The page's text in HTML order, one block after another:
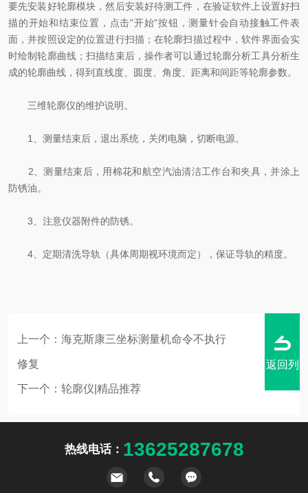
要先安装好轮廓模块，然后安装好待测工件，在验证软件上设置好扫
描的开始和结束位置，点击"开始"按钮，测量针会自动接触工件表
面，并按照设定的位置进行扫描；在轮廓扫描过程中，软件界面会实
时绘制轮廓曲线；扫描结束后，操作者可以通过轮廓分析工具分析生
成的轮廓曲线，得到直线度、圆度、角度、距离和间距等轮廓参数。
三维轮廓仪的维护说明。
1、测量结束后，退出系统，关闭电脑，切断电源。
2、测量结束后，用棉花和航空汽油清洁工作台和夹具，并涂上
防锈油。
3、注意仪器附件的防锈。
4、定期清洗导轨（具体周期视环境而定），保证导轨的精度。
上一个： 海克斯康三坐标测量机命令不执行
修复
下一个： 轮廓仪|精品推荐
返回列
热线电话： 13625287678